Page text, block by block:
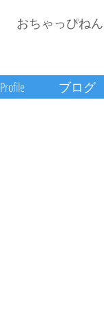
おちゃっぴね
Profile ブログ